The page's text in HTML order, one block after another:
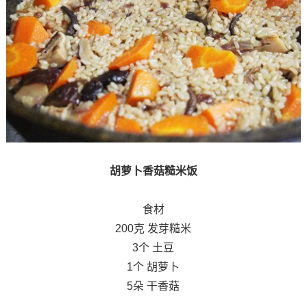
胡萝卜香菇糙米饭
食材
200克 发芽糙米
3个 土豆
1个 胡萝卜
5朵 干香菇